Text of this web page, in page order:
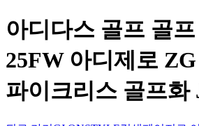
아디다스 골프 골
25FW 아디제로
파이크리스 골프화